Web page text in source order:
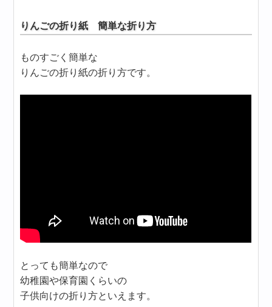
りんごの折り紙 簡単な折り方
ものすごく簡単な
りんごの折り紙の折り方です。
とっても簡単なので
幼稚園や保育園くらいの
子供向けの折り方といえます。